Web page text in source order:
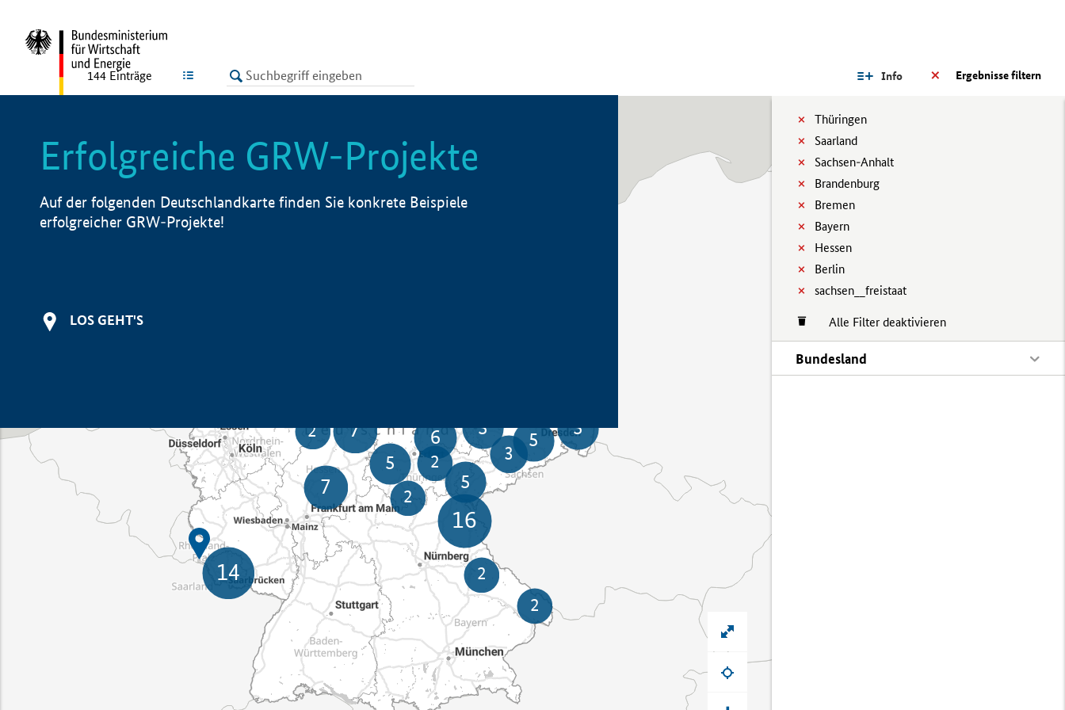
LISTE Ergebnisse filtern
Info
Thüringen
Saarland
Sachsen-Anhalt
Brandenburg
Bremen
Bayern
Hessen
Berlin
sachsen__freistaat
Alle Filter deaktivieren
Bundesland
144 Einträge
Erfolgreiche GRW-Projekte
Auf der folgenden Deutschlandkarte finden Sie konkrete Beispiele
erfolgreicher GRW-Projekte!
LOS GEHT'S